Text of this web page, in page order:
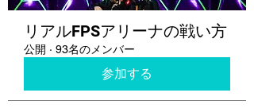
リアルFPSアリーナの戦い方
公開 · 93名のメンバー
参加する